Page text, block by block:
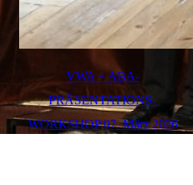
VWA + ABA-
PRÄSENTATIONS-
WORKSHOP 07. März 2026